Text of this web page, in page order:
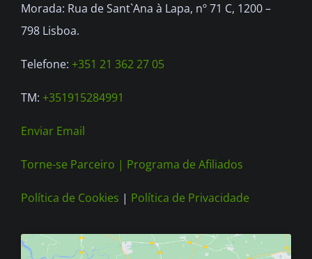
chosen
on
the
page
Morada: Rua de Sant`Ana à Lapa, nº 71 C, 1200 –
798 Lisboa.
Telefone: +351 21 362 27 05
TM: +351915284991
Enviar Email
Torne-se Parceiro | Programa de Afiliados
Política de Cookies | Política de Privacidade